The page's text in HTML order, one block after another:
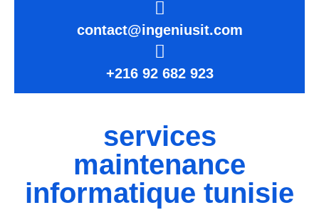
contact@ingeniusit.com
+216 92 682 923
services
maintenance
informatique tunisie